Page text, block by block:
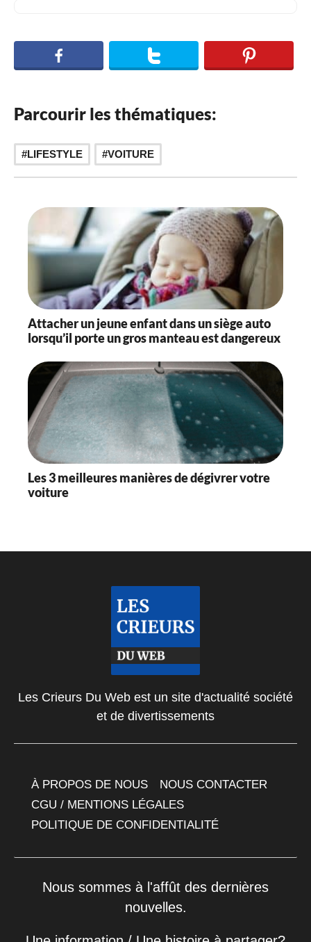
Parcourir les thématiques:
LIFESTYLE VOITURE
Attacher un jeune enfant dans un siège auto
lorsqu’il porte un gros manteau est dangereux
Les 3 meilleures manières de dégivrer votre
voiture
Les Crieurs Du Web est un site d'actualité société
et de divertissements
À PROPOS DE NOUS
NOUS CONTACTER
CGU / MENTIONS LÉGALES
POLITIQUE DE CONFIDENTIALITÉ
Nous sommes à l'affût des dernières
nouvelles.